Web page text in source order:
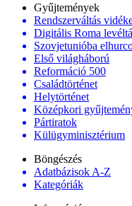
Gyűjtemények
Rendszerváltás
Digitális Roma
Szovjetunióba
Első világháború
Reformáció 500
Családtörténet
Helytörténet
Középkori
Pártiratok
Külügyminisztérium
Böngészés
Adatbázisok A-Z
Kategóriák